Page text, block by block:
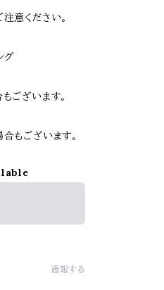
意ください。
イヤリング
ございます。
もございます。
通報する